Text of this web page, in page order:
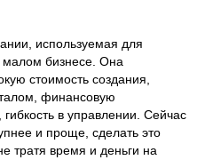
используемая для
малом бизнесе. Она
стоимость создания,
финансовую
гибкость в управлении. Сейчас
и проще, сделать это
тратя время и деньги на